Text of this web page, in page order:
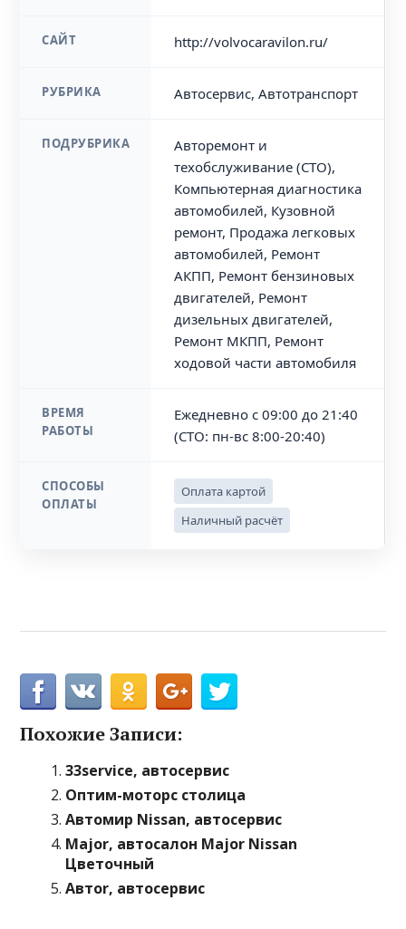
САЙТ http://volvocaravilon.ru/
РУБРИКА Автосервис, Автотранспорт
ПОДРУБРИКА
Авторемонт и
техобслуживание (СТО),
Компьютерная диагностика
автомобилей, Кузовной
ремонт, Продажа легковых
автомобилей, Ремонт
АКПП, Ремонт бензиновых
двигателей, Ремонт
дизельных двигателей,
Ремонт МКПП, Ремонт
ходовой части автомобиля
ВРЕМЯ
РАБОТЫ
Ежедневно с 09:00 до 21:40
(СТО: пн-вс 8:00-20:40)
СПОСОБЫ
ОПЛАТЫ
Оплата картой
Наличный расчёт
Похожие Записи:
33service, автосервис
Оптим-моторс столица
Автомир Nissan, автосервис
Major, автосалон Major Nissan
Цветочный
Автоr, автосервис